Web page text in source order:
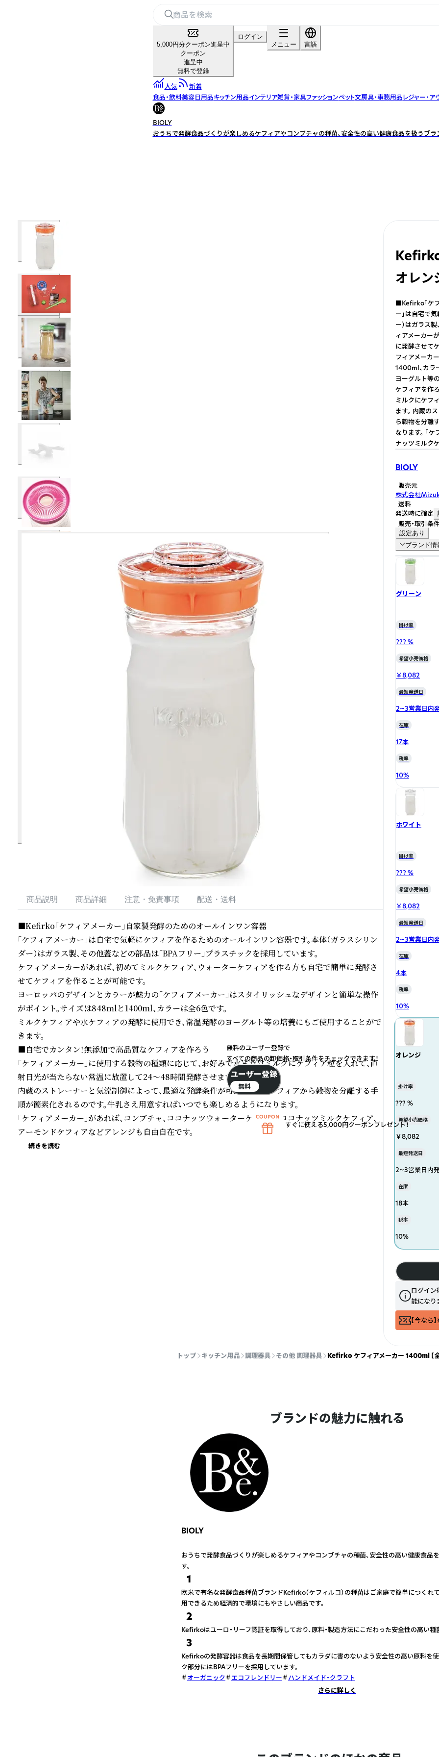
5,000円分クーポン進呈中
クーポン
進呈中
無料で登録
ログイン
メニュー
言語
人気
新着
食品・飲料美容日用品キッチン用品インテリア雑貨・家具ファッションペット文房具・事務用品レジャー・ア
BIOLY
おうちで発酵食品づくりが楽しめるケフィアやコンブチャの種菌、安全性の高い健康食品を扱うブラ
商品説明 商品詳細 注意・免責事項 配送・送料
■Kefirko「ケフィアメーカー」自家製発酵のためのオールインワン容器
「ケフィアメーカー」は自宅で気軽にケフィアを作るためのオールインワン容器です。本体（ガラスシリン
ダー）はガラス製、その他蓋などの部品は「BPAフリー」プラスチックを採用しています。
ケフィアメーカーがあれば、初めてミルクケフィア、ウォーターケフィアを作る方も自宅で簡単に発酵さ
せてケフィアを作ることが可能です。
ヨーロッパのデザインとカラーが魅力の「ケフィアメーカー」はスタイリッシュなデザインと簡単な操作
がポイント。サイズは848mlと1400ml、カラーは全6色です。
ミルクケフィアや水ケフィアの発酵に使用でき、常温発酵のヨーグルト等の培養にもご使用することがで
きます。
■自宅でカンタン！無添加で高品質なケフィアを作ろう
「ケフィアメーカー」に使用する穀物の種類に応じて、お好みで水またはミルクにケフィア粒を入れて、直
射日光が当たらない常温に放置して24〜48時間発酵させます。
内蔵のストレーナーと気流制御によって、最適な発酵条件が可能になり、ケフィアから穀物を分離する手
順が簡素化されるのです。牛乳さえ用意すればいつでも楽しめるようになります。
「ケフィアメーカー」があれば、コンブチャ、ココナッツウォーターケフィア、ココナッツミルクケフィア、
アーモンドケフィアなどアレンジも自由自在です。
続きを読む
オレン
■Kefirko「ケ
ー」は自宅で
ー）はガラス
ィアメーカー
に発酵させて
フィアメーカ
1400ml、カラ
ヨーグルト等
ケフィアを作
ミルクにケフ
ます。 内蔵の
ら穀物を分離
なります。 「
ナッツミルク
BIOLY
販売元
株式会社
送料
発送時に確定
販売・取引条
設定あり
ブランド
グリーン
掛け率
??? %
希望小売価格
￥8,082
最短発送日
2~3営業日内
在庫
17本
税率
10%
ホワイト
掛け率
??? %
希望小売価格
￥8,082
最短発送日
2~3営業日内
在庫
4本
税率
10%
オレンジ
掛け率
??? %
希望小売価格
￥8,082
最短発送日
2~3営業日内
在庫
18本
税率
10%
ログイン
能になり
【今なら
トップ キッチン用品 調理器具 その他 調理器具 Kefirko ケフィアメーカー 1400ml 【
ブランドの魅力に触れる
BIOLY
おうちで発酵食品づくりが楽しめるケフィアやコンブチャの種菌、安全性の高い健康食品
す。
1
欧米で有名な発酵食品種菌ブランドKefirko（ケフィルコ）の種菌はご家庭で簡単につくれ
用できるため経済的で環境にもやさしい商品です。
2
Kefirkoはユーロ・リーフ認証を取得しており、原料・製造方法にこだわった安全性の高い種
3
Kefirkoの発酵容器は食品を長期間保管してもカラダに害のないよう安全性の高い原料を使
ク部分にはBPAフリーを採用しています。
オーガニック
エコフレンドリー
ハンドメイド・クラフト
さらに詳しく
無料のユーザー登録で
すべての商品の卸価格・取引条件をチェックできます！
ユーザー登録
無料
すぐに使える5,000円クーポンプレゼント！